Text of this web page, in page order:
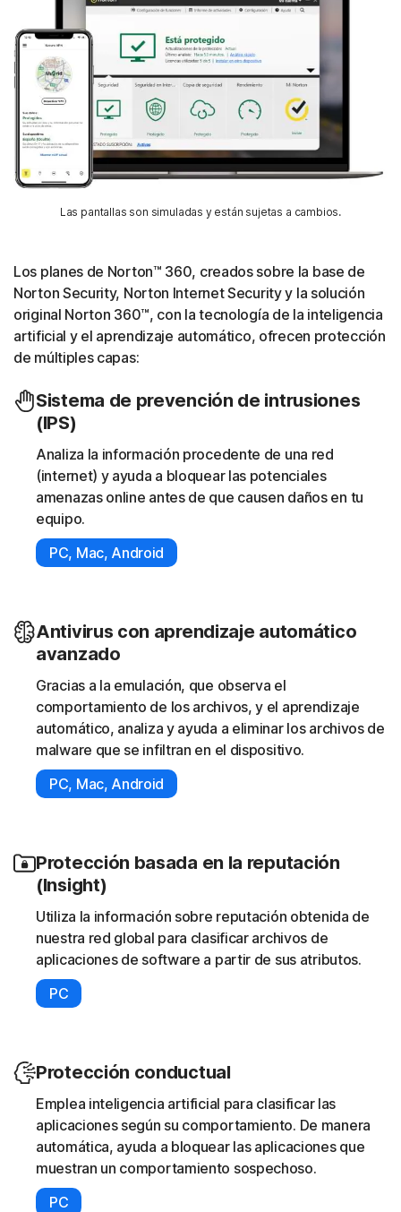
Las pantallas son simuladas y están sujetas a cambios.
Los planes de Norton™ 360, creados sobre la base de
Norton Security, Norton Internet Security y la solución
original Norton 360™, con la tecnología de la inteligencia
artificial y el aprendizaje automático, ofrecen protección
de múltiples capas:
Sistema de prevención de intrusiones
(IPS)
Analiza la información procedente de una red
(internet) y ayuda a bloquear las potenciales
amenazas online antes de que causen daños en tu
equipo.
PC, Mac, Android
Antivirus con aprendizaje automático
avanzado
Gracias a la emulación, que observa el
comportamiento de los archivos, y el aprendizaje
automático, analiza y ayuda a eliminar los archivos de
malware que se infiltran en el dispositivo.
PC, Mac, Android
Protección basada en la reputación
(Insight)
Utiliza la información sobre reputación obtenida de
nuestra red global para clasificar archivos de
aplicaciones de software a partir de sus atributos.
PC
Protección conductual
Emplea inteligencia artificial para clasificar las
aplicaciones según su comportamiento. De manera
automática, ayuda a bloquear las aplicaciones que
muestran un comportamiento sospechoso.
PC